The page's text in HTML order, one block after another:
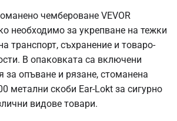
чембероване VEVOR
необходимо за укрепване на тежки
транспорт, съхранение и товаро-
В опаковката са включени
за опъване и рязане, стоманена
метални скоби Ear-Lokt за сигурно
видове товари.